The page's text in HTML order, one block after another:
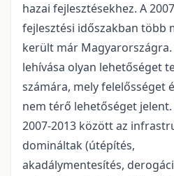
hazai fejlesztésekhez. A
fejlesztési időszakban több
került már Magyarországra.
lehívása olyan lehetőséget
számára, mely felelősséget
nem térő lehetőséget jelent.
2007-2013 között az
domináltak (útépítés,
akadálymentesítés,